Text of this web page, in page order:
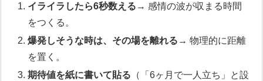
イライラしたら6秒数える → 感情の波が収まる時間
をつくる。
爆発しそうな時は、その場を離れる → 物理的に距離
を置く。
期待値を紙に書いて貼る （「6ヶ月で一人立ち」と設